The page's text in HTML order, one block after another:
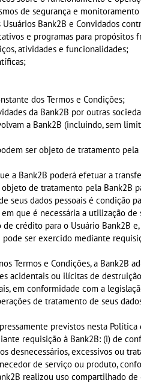
de segurança e
Bank2B e Convidados
e programas para
atividades e funcionalidades;
dos Termos e Condições;
da Bank2B por outras
a Bank2B (incluindo, sem
ser objeto de tratamento
a Bank2B poderá efetuar a
objeto de tratamento pela
seus dados pessoais é condição
que é necessária a utilização
de crédito para o Usuário
ser exercido mediante
Termos e Condições, a Bank2B
acidentais ou ilícitas de
em conformidade com a
de tratamento de seus
previstos nesta
requisição à Bank2B: (i) de
desnecessários, excessivos ou
de serviço ou produto,
realizou uso compartilhado